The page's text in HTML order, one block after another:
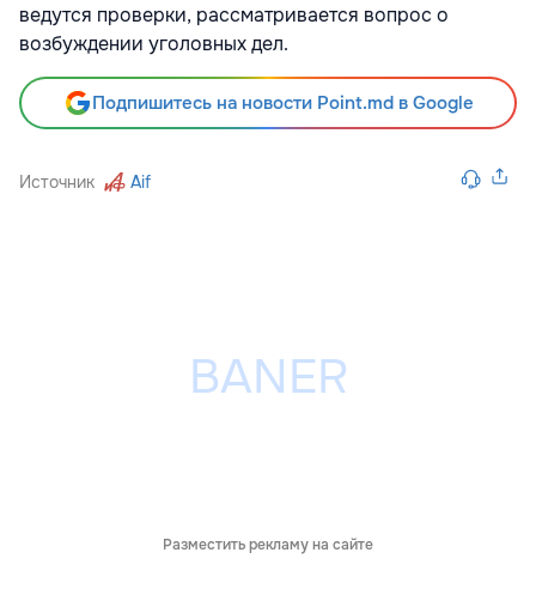
ведутся проверки, рассматривается вопрос о
возбуждении уголовных дел.
Подпишитесь на новости Point.md в Google
Источник Aif
Разместить рекламу на сайте